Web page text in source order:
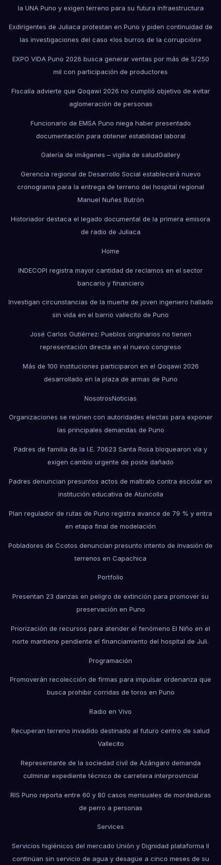
la UNA Puno y exigen terreno para su futura infraestructura
Exdirigentes de Juliaca protestan en Puno y piden continuidad de
las investigaciones del caso «los burros de la corrupción»
EXPO VIDA Puno 2026 busca generar ventas por más de S/250
mil con participación de productores
Fiscalía advierte que Qoqawi 2026 no cumplió objetivo de evitar
aglomeración de personas
Funcionario de EMSA Puno niega haber presentado
documentación para obtener estabilidad laboral
Galería de imágenes – vigilia de saludGallery
Gerencia regional de Desarrollo Social establecerá nuevo
cronograma para la entrega de terreno del hospital regional
Manuel Nuñes Butrón
Historiador destaca el legado documental de la primera emisora
de radio de Juliaca
Home
INDECOPI registra mayor cantidad de reclamos en el sector
bancario y financiero
Investigan circunstancias de la muerte de joven ingeniero hallado
sin vida en el barrio vallecito de Puno
José Carlos Gutiérrez: Pueblos originarios no tienen
representación directa en el nuevo congreso
Más de 100 instituciones participaron en el Qoqawi 2026
desarrollado en la plaza de armas de Puno
NosotrosNoticias
Organizaciones se reúnen con autoridades electas para exponer
las principales demandas de Puno
Padres de familia de la I.E. 70623 Santa Rosa bloquearon vía y
exigen cambio urgente de poste dañado
Padres denuncian presuntos actos de maltrato contra escolar en
institución educativa de Atuncolla
Plan regulador de rutas de Puno registra avance de 79 % y entra
en etapa final de modelación
Pobladores de Ccotos denuncian presunto intento de invasión de
terrenos en Capachica
Portfolio
Presentan 23 danzas en peligro de extinción para promover su
preservación en Puno
Priorización de recursos para atender el fenómeno El Niño en el
norte mantiene pendiente el financiamiento del hospital de Juli.
Programación
Promoverán recolección de firmas para impulsar ordenanza que
busca prohibir corridas de toros en Puno
Radio en Vivo
Recuperan terreno invadido destinado al futuro centro de salud
Vallecito
Representante de la sociedad civil de Azángaro demanda
culminar expediente técnico de carretera interprovincial
RIS Puno reporta entre 60 y 80 casos mensuales de mordeduras
de perro a personas
Services
Servicios higiénicos del mercado Unión y Dignidad plataforma II
continúan sin servicio de agua y desagüe a cinco meses de su